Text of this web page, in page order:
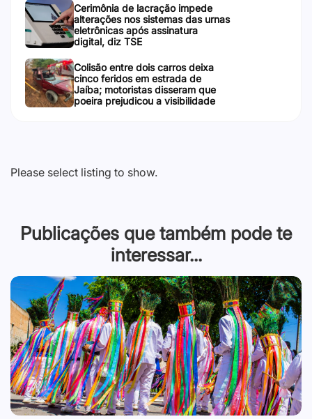
Cerimônia de lacração impede
alterações nos sistemas das urnas
eletrônicas após assinatura
digital, diz TSE
Colisão entre dois carros deixa
cinco feridos em estrada de
Jaíba; motoristas disseram que
poeira prejudicou a visibilidade
Please select listing to show.
Publicações que também pode te
interessar...